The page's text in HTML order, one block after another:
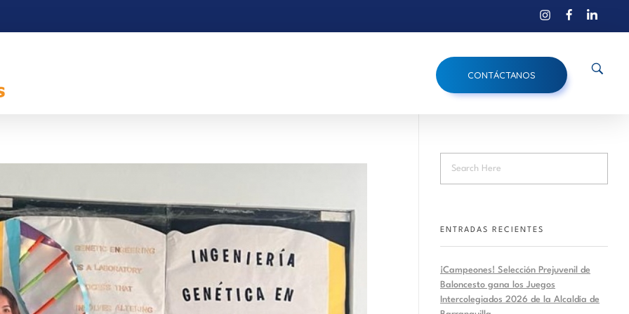
CONTÁCTANOS
ENTRADAS RECIENTES
¡Campeones! Selección Prejuvenil de
Baloncesto gana los Juegos
Intercolegiados 2026 de la Alcaldía de